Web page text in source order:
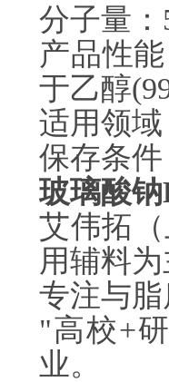
分子量：
产品性
于乙醇
适用领
保存条
玻璃酸
艾伟拓
用辅料
专注与
"高校+
业。